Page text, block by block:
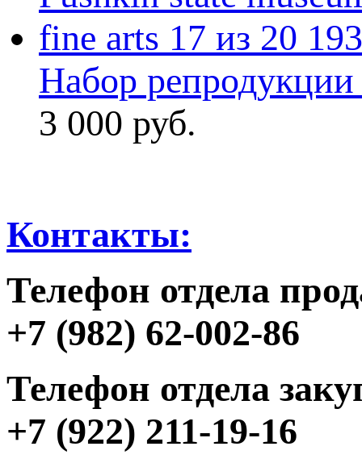
Набор
3 000 руб.
Контакты:
Телефон отдела
+7 (982) 62-002-86
Телефон отдела
+7 (922) 211-19-16